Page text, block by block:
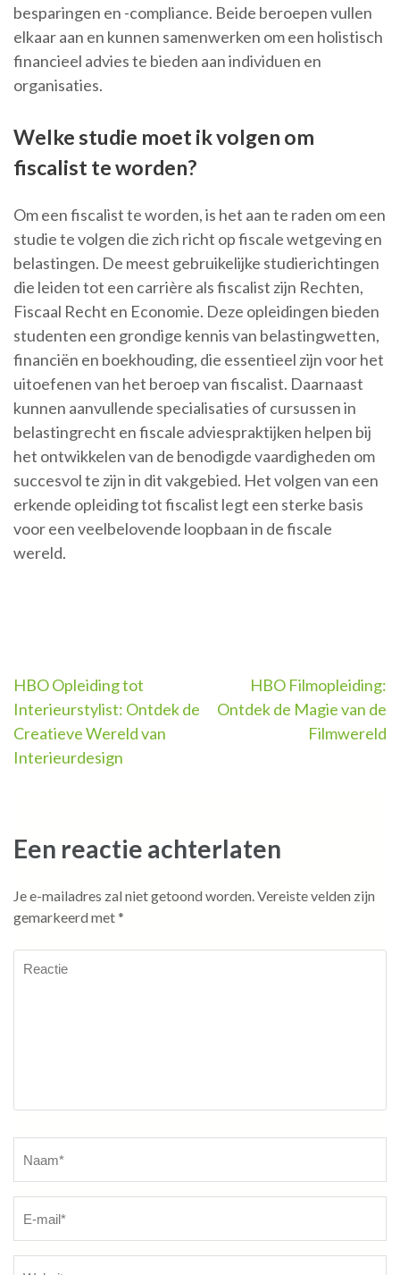
besparingen en -compliance. Beide beroepen vullen
elkaar aan en kunnen samenwerken om een holistisch
financieel advies te bieden aan individuen en
organisaties.
Welke studie moet ik volgen om
fiscalist te worden?
Om een fiscalist te worden, is het aan te raden om een
studie te volgen die zich richt op fiscale wetgeving en
belastingen. De meest gebruikelijke studierichtingen
die leiden tot een carrière als fiscalist zijn Rechten,
Fiscaal Recht en Economie. Deze opleidingen bieden
studenten een grondige kennis van belastingwetten,
financiën en boekhouding, die essentieel zijn voor het
uitoefenen van het beroep van fiscalist. Daarnaast
kunnen aanvullende specialisaties of cursussen in
belastingrecht en fiscale adviespraktijken helpen bij
het ontwikkelen van de benodigde vaardigheden om
succesvol te zijn in dit vakgebied. Het volgen van een
erkende opleiding tot fiscalist legt een sterke basis
voor een veelbelovende loopbaan in de fiscale
wereld.
Berichtnavigatie
HBO Opleiding tot
Interieurstylist: Ontdek de
Creatieve Wereld van
Interieurdesign
HBO Filmopleiding:
Ontdek de Magie van de
Filmwereld
Een reactie achterlaten
Je e-mailadres zal niet getoond worden.Vereiste velden zijn
gemarkeerd met*